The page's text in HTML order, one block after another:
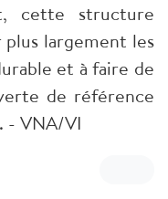
cette structure
largement les
et à faire de
de référence
- VNA/VI